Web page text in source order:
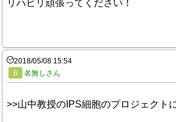
リハビリ頑張ってください！
2018/05/08 15:54
6
名無しさん
>>山中教授のIPS細胞のプロジェクト